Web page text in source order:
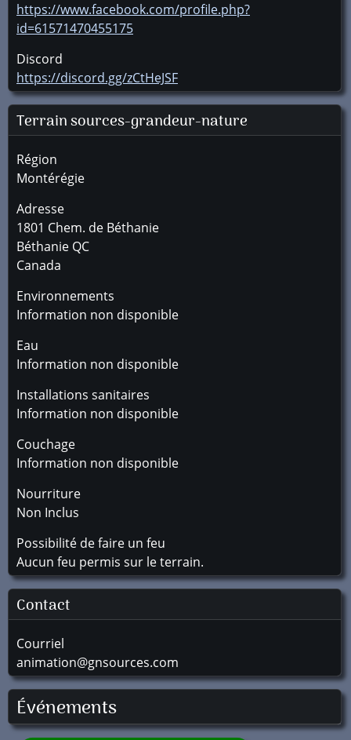
https://www.facebook.com/profile.php?
id=61571470455175
Discord
https://discord.gg/zCtHeJSF
Terrain sources-grandeur-nature
Région
Montérégie
Adresse
1801 Chem. de Béthanie
Béthanie QC
Canada
Environnements
Information non disponible
Eau
Information non disponible
Installations sanitaires
Information non disponible
Couchage
Information non disponible
Nourriture
Non Inclus
Possibilité de faire un feu
Aucun feu permis sur le terrain.
Contact
Courriel
animation@gnsources.com
Événements